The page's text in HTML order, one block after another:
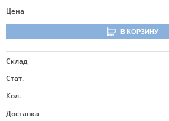
Цена
В КОРЗИНУ
Склад
Стат.
Кол.
Доставка